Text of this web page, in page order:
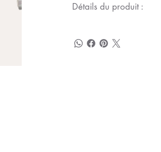
Détails du produit :